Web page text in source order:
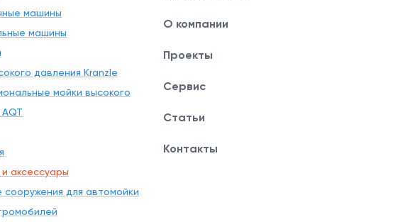
машины
машины
давления Kranzle
мойки высокого
аксессуары
для автомойки
О компании
Проекты
Сервис
Статьи
Контакты